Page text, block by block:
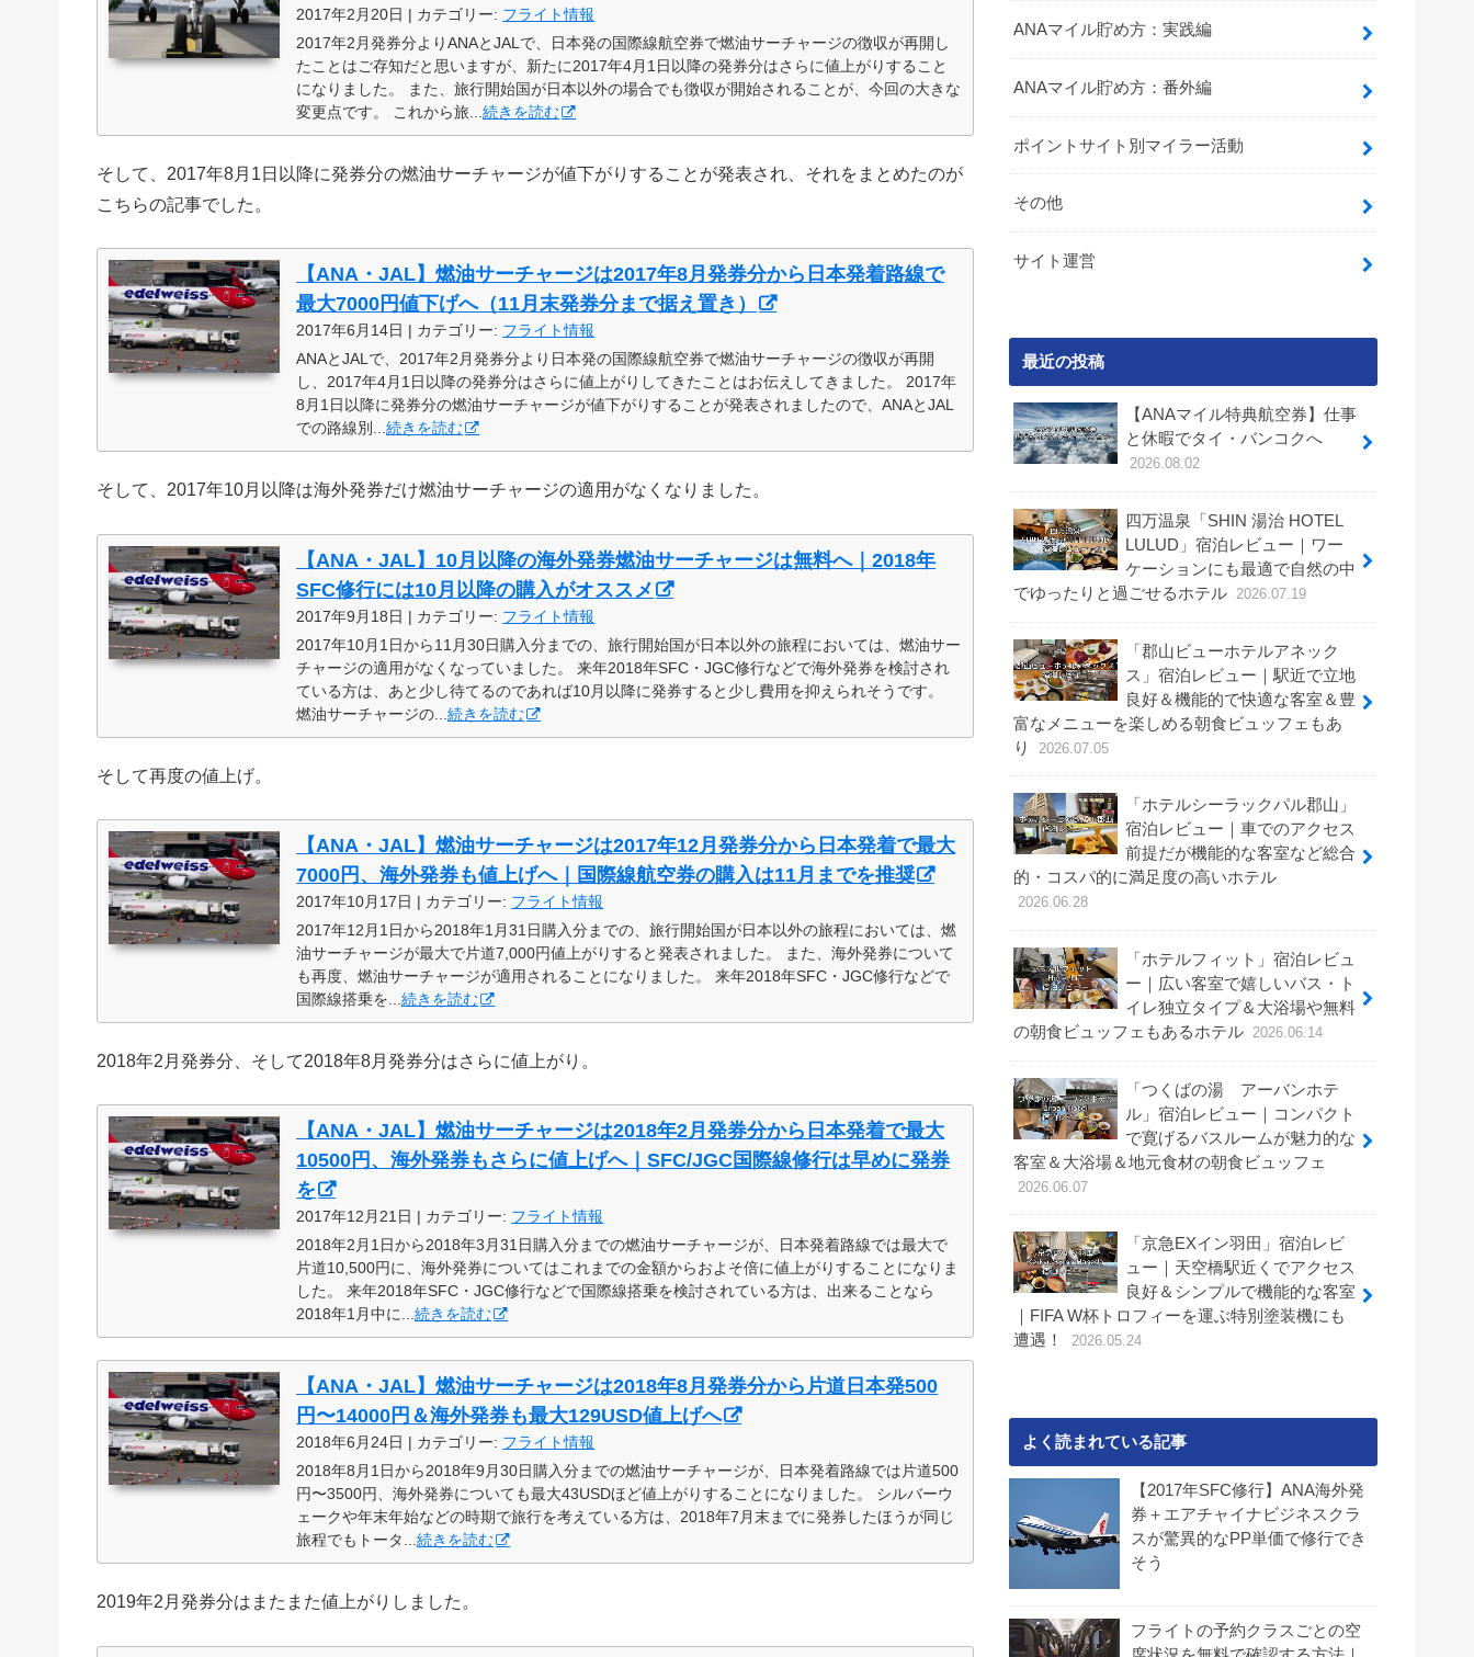
2017年2月20日 | カテゴリー: フライト情報
2017年2月発券分よりANAとJALで、日本発の国際線航空券で燃油サーチャージの徴収が再開し
たことはご存知だと思いますが、新たに2017年4月1日以降の発券分はさらに値上がりすること
になりました。 また、旅行開始国が日本以外の場合でも徴収が開始されることが、今回の大きな
変更点です。 これから旅...続きを読む
そして、2017年8月1日以降に発券分の燃油サーチャージが値下がりすることが発表され、それをまとめたのが
こちらの記事でした。
【ANA・JAL】燃油サーチャージは2017年8月発券分から日本発着路線で
最大7000円値下げへ（11月末発券分まで据え置き）
2017年6月14日 | カテゴリー: フライト情報
ANAとJALで、2017年2月発券分より日本発の国際線航空券で燃油サーチャージの徴収が再開
し、2017年4月1日以降の発券分はさらに値上がりしてきたことはお伝えしてきました。 2017年
8月1日以降に発券分の燃油サーチャージが値下がりすることが発表されましたので、ANAとJAL
での路線別...続きを読む
そして、2017年10月以降は海外発券だけ燃油サーチャージの適用がなくなりました。
【ANA・JAL】10月以降の海外発券燃油サーチャージは無料へ｜2018年
SFC修行には10月以降の購入がオススメ
2017年9月18日 | カテゴリー: フライト情報
2017年10月1日から11月30日購入分までの、旅行開始国が日本以外の旅程においては、燃油サー
チャージの適用がなくなっていました。 来年2018年SFC・JGC修行などで海外発券を検討され
ている方は、あと少し待てるのであれば10月以降に発券すると少し費用を抑えられそうです。
燃油サーチャージの...続きを読む
そして再度の値上げ。
【ANA・JAL】燃油サーチャージは2017年12月発券分から日本発着で最大
7000円、海外発券も値上げへ｜国際線航空券の購入は11月までを推奨
2017年10月17日 | カテゴリー: フライト情報
2017年12月1日から2018年1月31日購入分までの、旅行開始国が日本以外の旅程においては、燃
油サーチャージが最大で片道7,000円値上がりすると発表されました。 また、海外発券について
も再度、燃油サーチャージが適用されることになりました。 来年2018年SFC・JGC修行などで
国際線搭乗を...続きを読む
2018年2月発券分、そして2018年8月発券分はさらに値上がり。
【ANA・JAL】燃油サーチャージは2018年2月発券分から日本発着で最大
10500円、海外発券もさらに値上げへ｜SFC/JGC国際線修行は早めに発券
を
2017年12月21日 | カテゴリー: フライト情報
2018年2月1日から2018年3月31日購入分までの燃油サーチャージが、日本発着路線では最大で
片道10,500円に、海外発券についてはこれまでの金額からおよそ倍に値上がりすることになりま
した。 来年2018年SFC・JGC修行などで国際線搭乗を検討されている方は、出来ることなら
2018年1月中に...続きを読む
【ANA・JAL】燃油サーチャージは2018年8月発券分から片道日本発500
円〜14000円＆海外発券も最大129USD値上げへ
2018年6月24日 | カテゴリー: フライト情報
2018年8月1日から2018年9月30日購入分までの燃油サーチャージが、日本発着路線では片道500
円〜3500円、海外発券についても最大43USDほど値上がりすることになりました。 シルバーウ
ェークや年末年始などの時期で旅行を考えている方は、2018年7月末までに発券したほうが同じ
旅程でもトータ...続きを読む
2019年2月発券分はまたまた値上がりしました。
ANAマイル貯め方：実践編
ANAマイル貯め方：番外編
ポイントサイト別マイラー活動
その他
サイト運営
最近の投稿
【ANAマイル特典航空券】仕事
と休暇でタイ・バンコクへ
2026.08.02
四万温泉「SHIN 湯治 HOTEL
LULUD」宿泊レビュー｜ワー
ケーションにも最適で自然の中
でゆったりと過ごせるホテル 2026.07.19
「郡山ビューホテルアネック
ス」宿泊レビュー｜駅近で立地
良好＆機能的で快適な客室＆豊
富なメニューを楽しめる朝食ビュッフェもあ
り
2026.07.05
「ホテルシーラックパル郡山」
宿泊レビュー｜車でのアクセス
前提だが機能的な客室など総合
的・コスパ的に満足度の高いホテル
2026.06.28
「ホテルフィット」宿泊レビュ
ー｜広い客室で嬉しいバス・ト
イレ独立タイプ＆大浴場や無料
の朝食ビュッフェもあるホテル 2026.06.14
「つくばの湯 アーバンホテ
ル」宿泊レビュー｜コンパクト
で寛げるバスルームが魅力的な
客室＆大浴場＆地元食材の朝食ビュッフェ
2026.06.07
「京急EXイン羽田」宿泊レビ
ュー｜天空橋駅近くでアクセス
良好＆シンプルで機能的な客室
｜FIFA W杯トロフィーを運ぶ特別塗装機にも
遭遇！
2026.05.24
よく読まれている記事
【2017年SFC修行】ANA海外発
券＋エアチャイナビジネスクラ
スが驚異的なPP単価で修行でき
そう
フライトの予約クラスごとの空